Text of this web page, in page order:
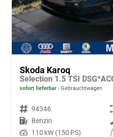
Skoda Karoq
sofort lieferbar Gebrauchtwagen
Fahrzeugnr. 94346
Kraftstoff Benzin
Leistung 110 kW (150 PS)